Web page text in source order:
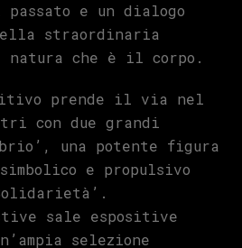
e un dialogo
straordinaria
natura che è il corpo.
prende il via nel
con due grandi
una potente figura
e propulsivo
sale espositive
selezione